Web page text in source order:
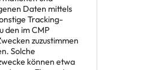
Daten mittels
Tracking-
den im CMP
zuzustimmen
Solche
können etwa